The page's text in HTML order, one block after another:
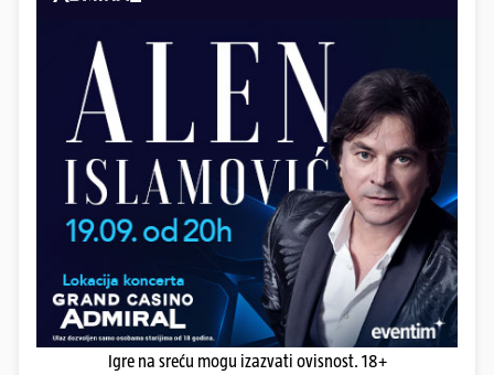
Igre na sreću mogu izazvati ovisnost. 18+